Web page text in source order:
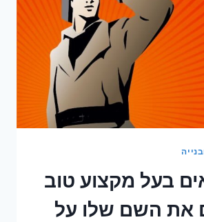
בעל מקצוע טוב
את השם שלו על